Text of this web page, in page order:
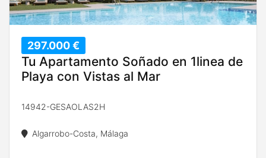
297.000 €
Tu Apartamento Soñado en 1linea de
Playa con Vistas al Mar
14942-GESAOLAS2H
Algarrobo-Costa, Málaga